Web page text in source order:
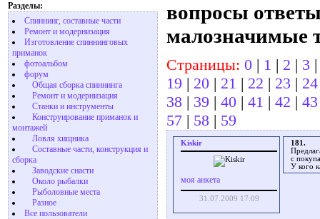
Разделы:
Спиннинг, составные части
Ремонт и модернизация
Изготовление спиннинговых
приманок
фотоальбом
форум
Общая сборка спиннинга
Ремонт и модернизация
Станки и инструменты
Конструирование приманок и
монтажей
Ловля хищника
Cоставные части, конструкция и
сборка
Заводские снасти
Около рыбалки
Рыболовные места
Разное
Все пользователи
вопросы
малозначимые
Страницы: 0 | 1 | 2 | 3
19 | 20 | 21 | 22 | 23 | 24
38 | 39 | 40 | 41 | 42 | 43
57 | 58 | 59
Kiskir
моя анкета
31.07.2009 17:09
181.
с
У кого